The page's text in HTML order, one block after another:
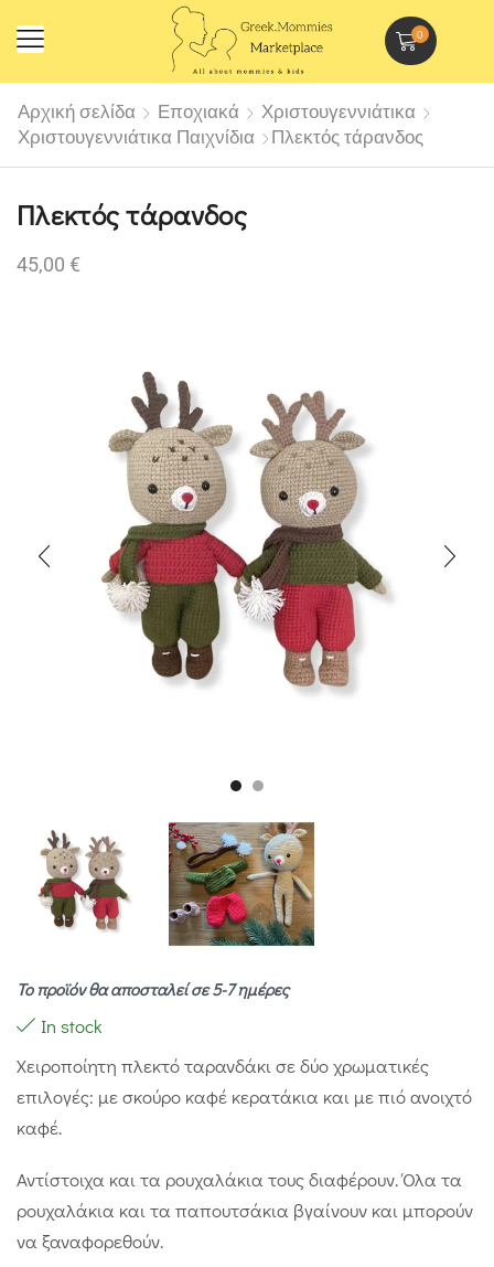
0
Αρχική σελίδα Εποχιακά
Χριστουγεννιάτικα
Χριστουγεννιάτικα Παιχνίδια
Πλεκτός τάρανδος
Πλεκτός τάρανδος
45,00 €
Το προϊόν θα αποσταλεί σε 5-7 ημέρες
In stock
Χειροποίητη πλεκτό ταρανδάκι σε δύο χρωματικές
επιλογές: με σκούρο καφέ κερατάκια και με πιό ανοιχτό
καφέ.
Αντίστοιχα και τα ρουχαλάκια τους διαφέρουν. Όλα τα
ρουχαλάκια και τα παπουτσάκια βγαίνουν και μπορούν
να ξαναφορεθούν.